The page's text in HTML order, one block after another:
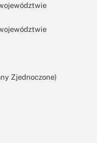
Zjednoczone)